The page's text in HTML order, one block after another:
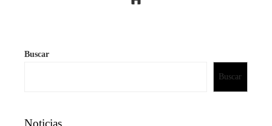
Buscar
Buscar
Noticias